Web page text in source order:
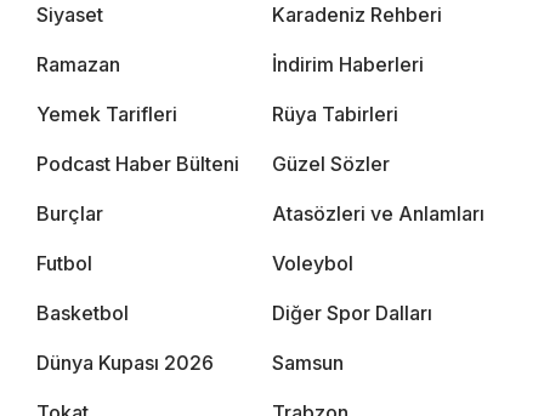
Siyaset Karadeniz Rehberi
Ramazan İndirim Haberleri
Yemek Tarifleri Rüya Tabirleri
Podcast Haber Bülteni Güzel Sözler
Burçlar Atasözleri ve Anlamları
Futbol Voleybol
Basketbol Diğer Spor Dalları
Dünya Kupası 2026 Samsun